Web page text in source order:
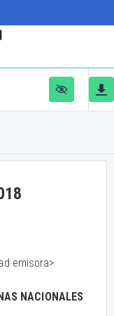
emisora>
NACIONALES